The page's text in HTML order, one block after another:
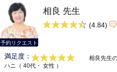
予約リクエスト
相良 先生
(4.84)
満足度：
ハニ（ 40代・ 女性 ）
相良先生